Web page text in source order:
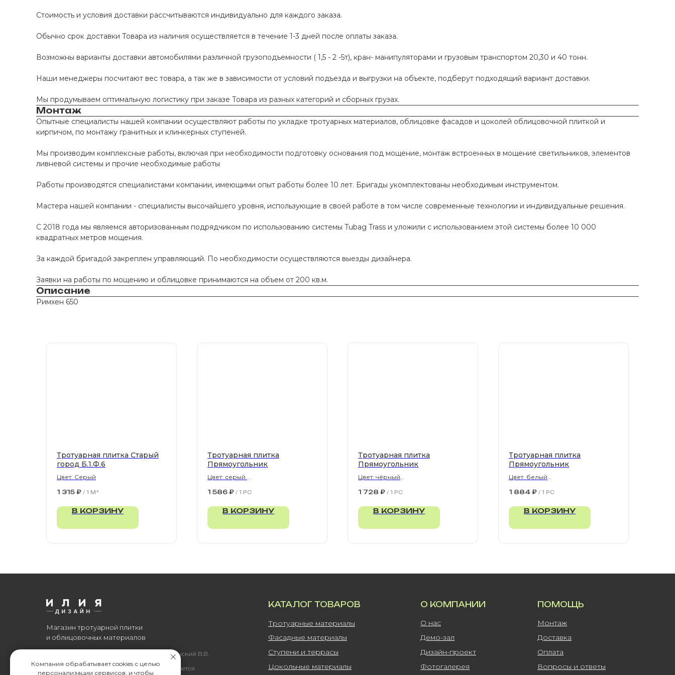
Стоимость и условия доставки рассчитываются индивидуально для каждого заказа.
Обычно срок доставки Товара из наличия осуществляется в течение 1-3 дней после оплаты заказа.
Возможны варианты доставки автомобилями различной грузоподъемности ( 1,5 - 2 -5т), кран- манипуляторами и грузовым транспортом 20,30 и 40 тонн.
Наши менеджеры посчитают вес товара, а так же в зависимости от условий подъезда и выгрузки на объекте, подберут подходящий вариант доставки.
Мы продумываем оптимальную логистику при заказе Товара из разных категорий и сборных грузах.
Монтаж
Опытные специалисты нашей компании осуществляют работы по укладке тротуарных материалов, облицовке фасадов и цоколей облицовочной плиткой и
кирпичом, по монтажу гранитных и клинкерных ступеней.
Мы производим комплексные работы, включая при необходимости подготовку основания под мощение, монтаж встроенных в мощение светильников, элементов
ливневой системы и прочие необходимые работы
Работы производятся специалистами компании, имеющими опыт работы более 10 лет. Бригады укомплектованы необходимым инструментом.
Мастера нашей компании - специалисты высочайшего уровня, использующие в своей работе в том числе современные технологии и индивидуальные решения.
С 2018 года мы являемся авторизованным подрядчиком по использованию системы Tubag Trass и уложили с использованием этой системы более 10 000
квадратных метров мощения.
За каждой бригадой закреплен управляющий. По необходимости осуществляются выезды дизайнера.
Заявки на работы по мощению и облицовке принимаются на объем от 200 кв.м.
Описание
Римхен 650
Тротуарная плитка Старый
город Б.1.Ф.6
Цвет: Серый
1 315 ₽ / 1 M²
В КОРЗИНУ
Тротуарная плитка
Прямоугольник
Цвет: серый
1 586 ₽ / 1 PC
В КОРЗИНУ
Тротуарная плитка
Прямоугольник
Цвет: чёрный
1 728 ₽ / 1 PC
В КОРЗИНУ
Тротуарная плитка
Прямоугольник
Цвет: белый
1 884 ₽ / 1 PC
В КОРЗИНУ
Информация, размещенная на сайте, не является
Все права защищены. © 2006-2026. ИП Ильинский В.В.
Магазин тротуарной плитки
и облицовочных материалов
КАТАЛОГ ТОВАРОВ
Тротуарные материалы
ПОМОЩЬ
О КОМПАНИИ
Вопросы и ответы
Оплата
Доставка
Монтаж
О нас
Фотогалерея
Дизайн-проект
Цокольные материалы
Ступени и террасы
Фасадные материалы Демо-зал
Компания обрабатывает cookies с целью
персонализации сервисов, и чтобы